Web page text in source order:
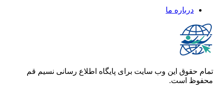
درباره ما
تمام حقوق این وب سایت برای پایگاه اطلاع رسانی نسیم قم
محفوظ است.